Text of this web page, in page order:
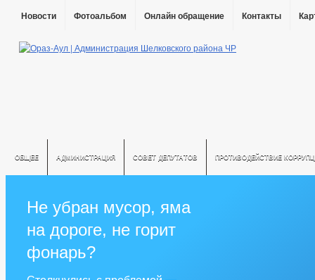
Новости Фотоальбом Онлайн обращение Контакты
ОБЩЕЕ АДМИНИСТРАЦИЯ СОВЕТ ДЕПУТАТОВ ПРОТИВОДЕЙСТВИЕ
Не убран мусор, яма
на дороге, не горит
фонарь?